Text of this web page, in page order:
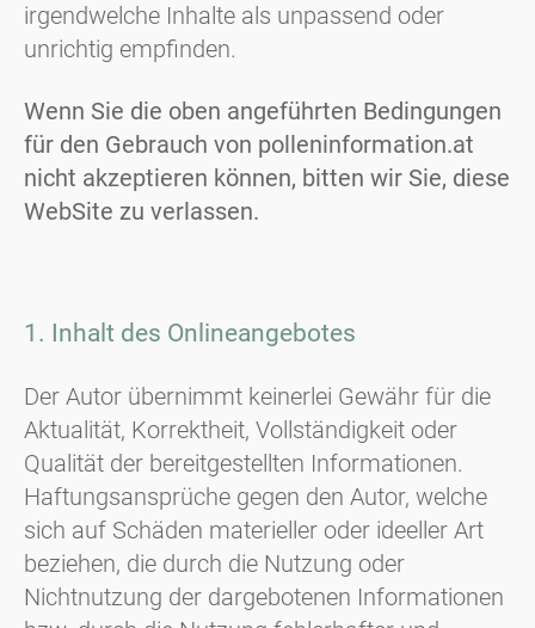
irgendwelche Inhalte als unpassend oder
unrichtig empfinden.
Wenn Sie die oben angeführten Bedingungen
für den Gebrauch von polleninformation.at
nicht akzeptieren können, bitten wir Sie, diese
WebSite zu verlassen.
1. Inhalt des Onlineangebotes
Der Autor übernimmt keinerlei Gewähr für die
Aktualität, Korrektheit, Vollständigkeit oder
Qualität der bereitgestellten Informationen.
Haftungsansprüche gegen den Autor, welche
sich auf Schäden materieller oder ideeller Art
beziehen, die durch die Nutzung oder
Nichtnutzung der dargebotenen Informationen